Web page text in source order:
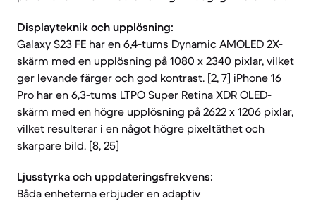
Displayteknik och upplösning:
Galaxy S23 FE har en 6,4-tums Dynamic AMOLED 2X-
skärm med en upplösning på 1080 x 2340 pixlar, vilket
ger levande färger och god kontrast. [2, 7] iPhone 16
Pro har en 6,3-tums LTPO Super Retina XDR OLED-
skärm med en högre upplösning på 2622 x 1206 pixlar,
vilket resulterar i en något högre pixeltäthet och
skarpare bild. [8, 25]
Ljusstyrka och uppdateringsfrekvens:
Båda enheterna erbjuder en adaptiv